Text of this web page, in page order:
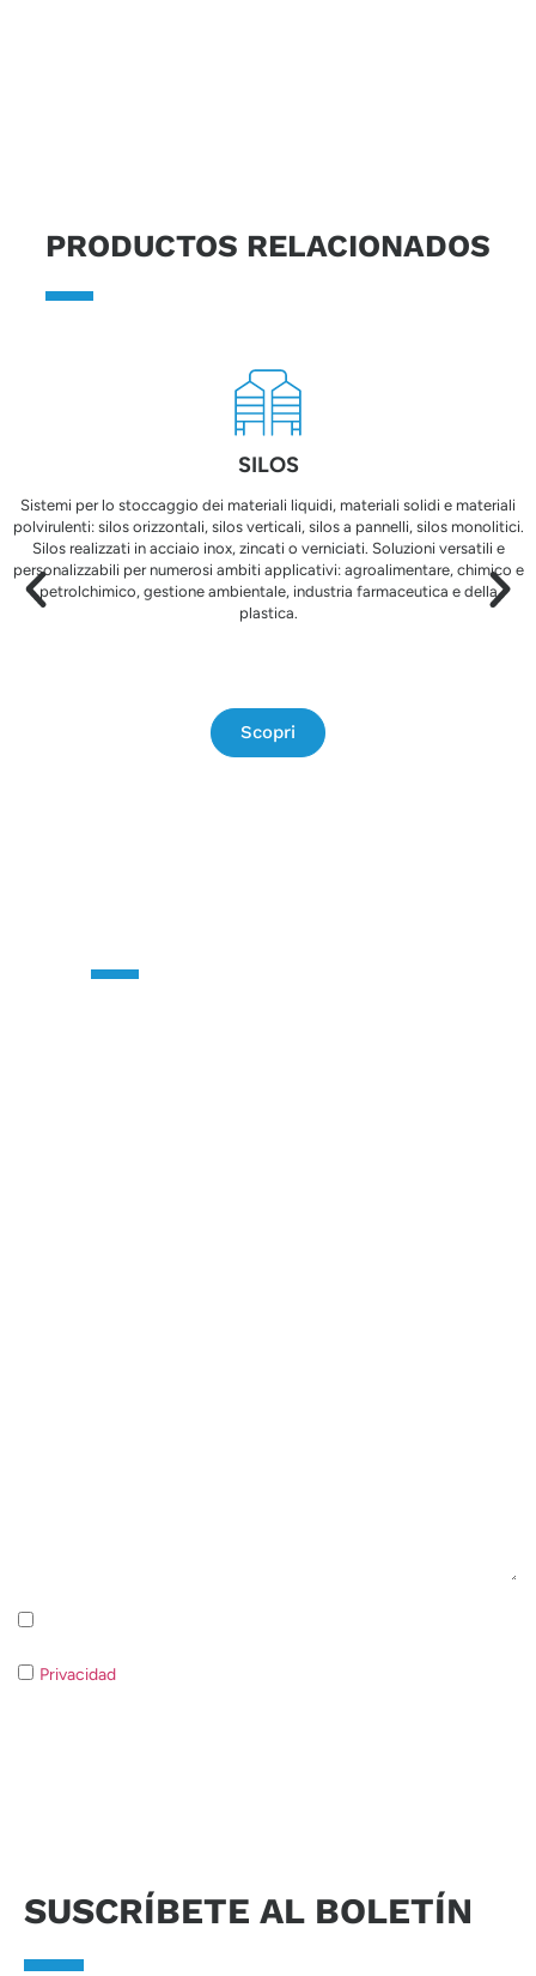
PRODUCTOS RELACIONADOS
SILOS
Sistemi per lo stoccaggio dei materiali liquidi, materiali solidi e materiali
polvirulenti: silos orizzontali, silos verticali, silos a pannelli, silos monolitici.
Silos realizzati in acciaio inox, zincati o verniciati. Soluzioni versatili e
personalizzabili per numerosi ambiti applicativi: agroalimentare, chimico e
petrolchimico, gestione ambientale, industria farmaceutica e della
plastica.
Scopri
Privacidad
SUSCRÍBETE AL BOLETÍN